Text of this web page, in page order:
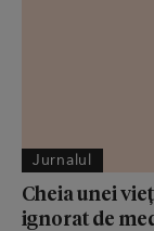
Jurnalul
Cheia unei
ignorat de